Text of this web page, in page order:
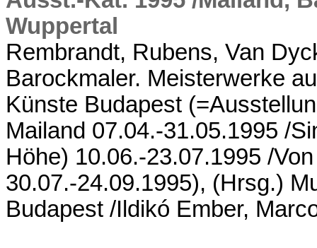
Wuppertal
Rembrandt, Rubens, Van
Barockmaler. Meisterwerke
Künste Budapest
Mailand 07.04.-31.05.1995 /
Höhe) 10.06.-23.07.1995 /
30.07.-24.09.1995), (Hrsg.)
Budapest /Ildikó Ember,